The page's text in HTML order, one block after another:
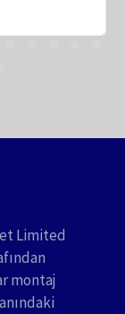
Limited
montaj